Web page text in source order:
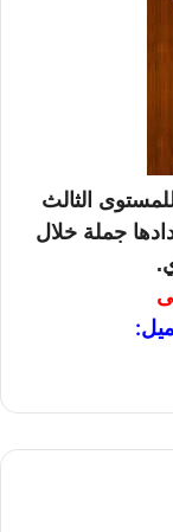
الثالث
جملة خلال